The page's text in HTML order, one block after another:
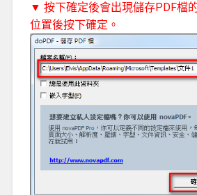
▼ 按下確定後會出現儲存PDF檔
位置後按下確定。